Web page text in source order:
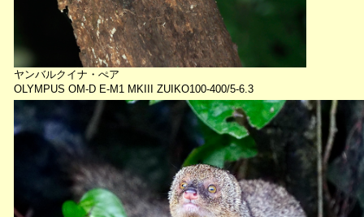
ヤンバルクイナ・ぺア
OLYMPUS OM-D E-M1 MKIII ZUIKO100-400/5-6.3